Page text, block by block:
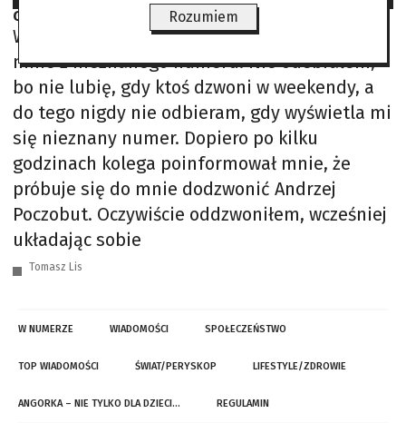
Granice Andrzeja Poczobuta [FELIETON LISA]
W sobotę 2 maja kilka razy ktoś dzwonił do
mnie z nieznanego numeru. Nie odebrałem,
bo nie lubię, gdy ktoś dzwoni w weekendy, a
do tego nigdy nie odbieram, gdy wyświetla mi
się nieznany numer. Dopiero po kilku
godzinach kolega poinformował mnie, że
próbuje się do mnie dodzwonić Andrzej
Poczobut. Oczywiście oddzwoniłem, wcześniej
układając sobie
Tomasz Lis
W NUMERZE WIADOMOŚCI SPOŁECZEŃSTWO
TOP WIADOMOŚCI ŚWIAT/PERYSKOP LIFESTYLE/ZDROWIE
ANGORKA – NIE TYLKO DLA DZIECI… REGULAMIN
Rozumiem